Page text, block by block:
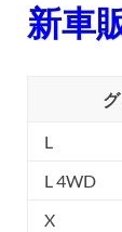
新車
L
L 4WD
X